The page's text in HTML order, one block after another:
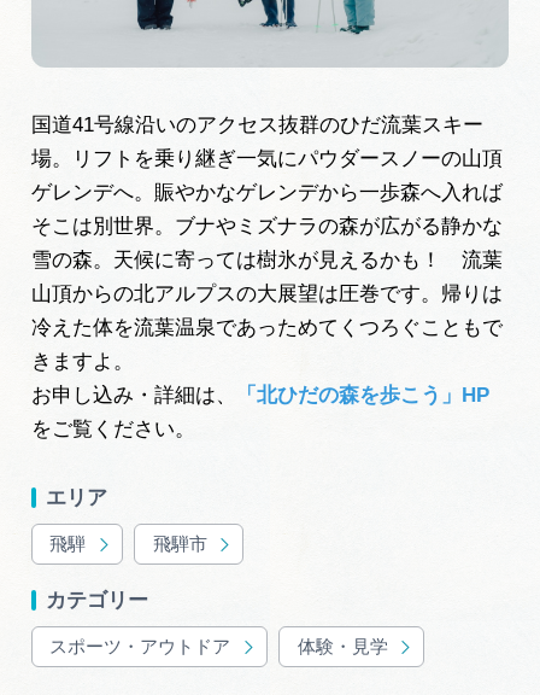
アクセス
ぎふ旅レポーター記事
早わかり岐阜
買い物・お土産
体験予約サイト「ＶＩＳＩＴ岐阜県」
岐阜県アウトドア観光キャンペーン
岐阜県観光データベース
旅行会社・観光事業者の皆様へ
国道41号線沿いのアクセス抜群のひだ流葉スキー
場。リフトを乗り継ぎ一気にパウダースノーの山頂
ゲレンデへ。賑やかなゲレンデから一歩森へ入れば
そこは別世界。ブナやミズナラの森が広がる静かな
雪の森。天候に寄っては樹氷が見えるかも！ 流葉
山頂からの北アルプスの大展望は圧巻です。帰りは
冷えた体を流葉温泉であっためてくつろぐこともで
きますよ。
お申し込み・詳細は、
「北ひだの森を歩こう」HP
をご覧ください。
エリア
飛騨 飛騨市
カテゴリー
スポーツ・アウトドア 体験・見学